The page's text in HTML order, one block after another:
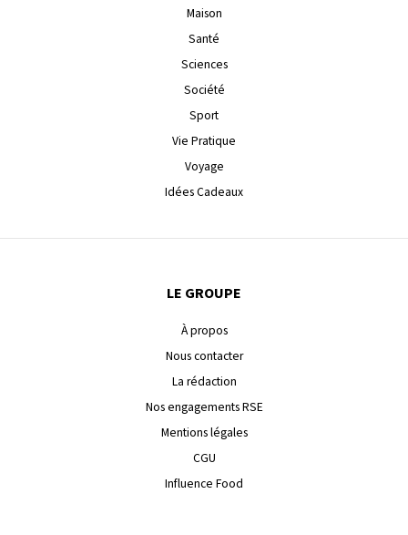
Maison
Santé
Sciences
Société
Sport
Vie Pratique
Voyage
Idées Cadeaux
LE GROUPE
À propos
Nous contacter
La rédaction
Nos engagements RSE
Mentions légales
CGU
Influence Food